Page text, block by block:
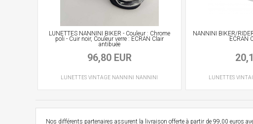
LUNETTES NANNINI BIKER - Couleur : Chrome
poli - Cuir noir, Couleur verre : ECRAN Clair
antibuée
96,80 EUR
LUNETTES VINTAGE NANNINI NANNINI
NANNINI BIKER/
ECRAN
LUNETTES
Nos différents partenaires assurent la livraison offerte à partir de 99,00 euros